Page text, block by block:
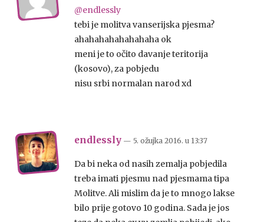
@endlessly
tebi je molitva vanserijska pjesma?
ahahahahahahahaha ok
meni je to očito davanje teritorija
(kosovo), za pobjedu
nisu srbi normalan narod xd
endlessly — 5. ožujka 2016. u 13:37
Da bi neka od nasih zemalja pobjedila
treba imati pjesmu nad pjesmama tipa
Molitve. Ali mislim da je to mnogo lakse
bilo prije gotovo 10 godina. Sada je jos